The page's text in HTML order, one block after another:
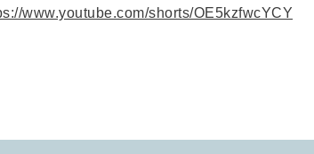
www.youtube.com/shorts/OE5kzfwcYCY